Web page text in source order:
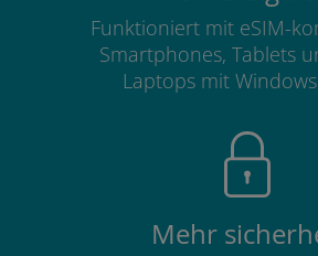
Funktioniert mit eSIM-
Smartphones, Tablets
Laptops mit
Mehr